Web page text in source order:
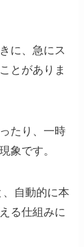
に、急にス
とがありま
たり、一時
象です。
自動的に本
る仕組みに